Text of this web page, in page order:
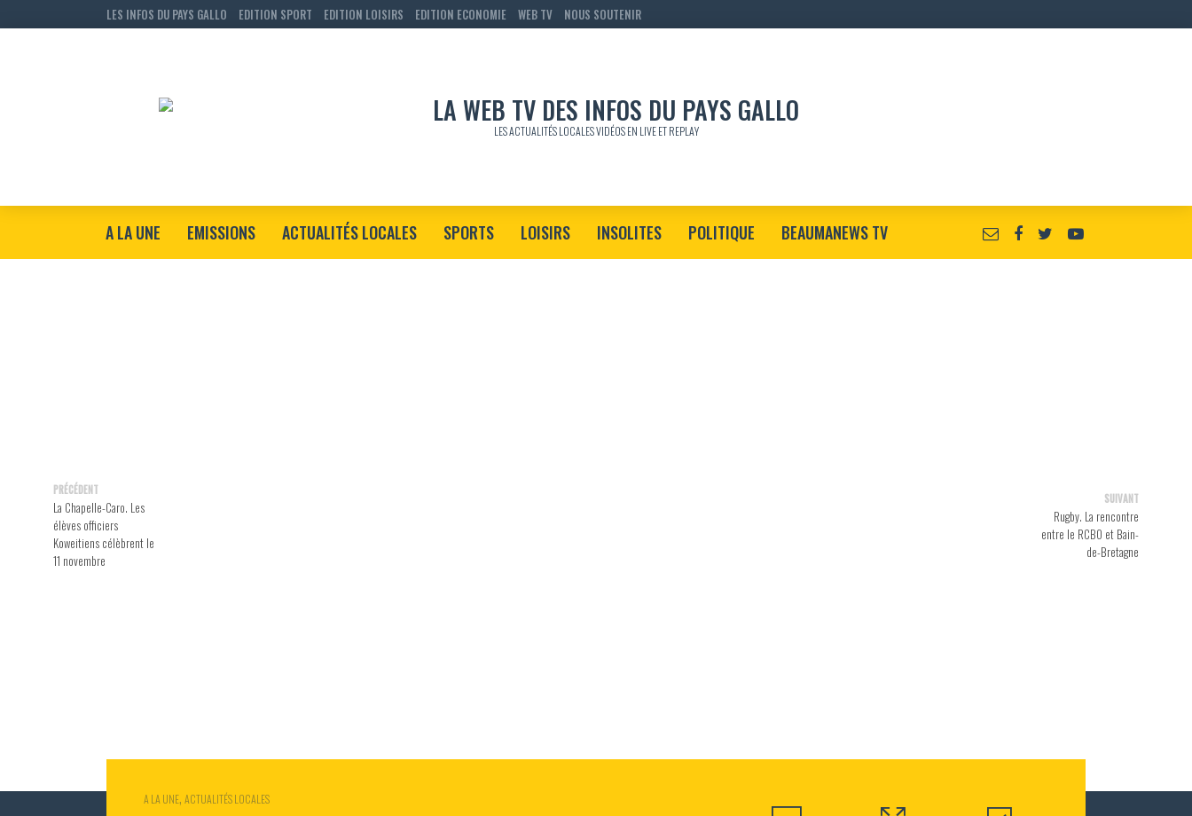
LES INFOS DU PAYS GALLO EDITION SPORT EDITION LOISIRS EDITION ECONOMIE WEB TV NOUS SOUTENIR
LES ACTUALITÉS LOCALES VIDÉOS EN LIVE ET REPLAY
A LA UNE EMISSIONS ACTUALITÉS LOCALES SPORTS LOISIRS INSOLITES POLITIQUE BEAUMANEWS TV
PRÉCÉDENT
La Chapelle-Caro. Les
élèves officiers
Koweitiens célèbrent le
11 novembre
SUIVANT
Rugby. La rencontre
entre le RCBO et Bain-
de-Bretagne
A LA UNE, ACTUALITÉS LOCALES